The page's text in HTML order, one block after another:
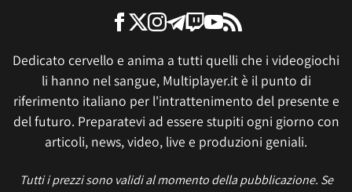
Dedicato cervello e anima a tutti quelli che i videogiochi
li hanno nel sangue, Multiplayer.it è il punto di
riferimento italiano per l'intrattenimento del presente e
del futuro. Preparatevi ad essere stupiti ogni giorno con
articoli, news, video, live e produzioni geniali.
Tutti i prezzi sono validi al momento della pubblicazione. Se